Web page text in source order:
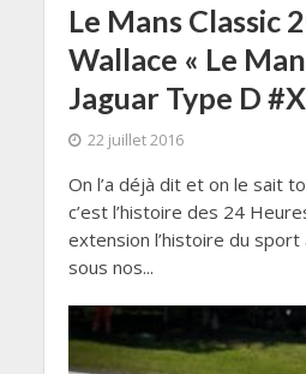
Le Mans Classic
Wallace « Le
Jaguar Type D
22 juillet 2016
On l’a déjà dit et on le sait
c’est l’histoire des 24
extension l’histoire du
sous nos...